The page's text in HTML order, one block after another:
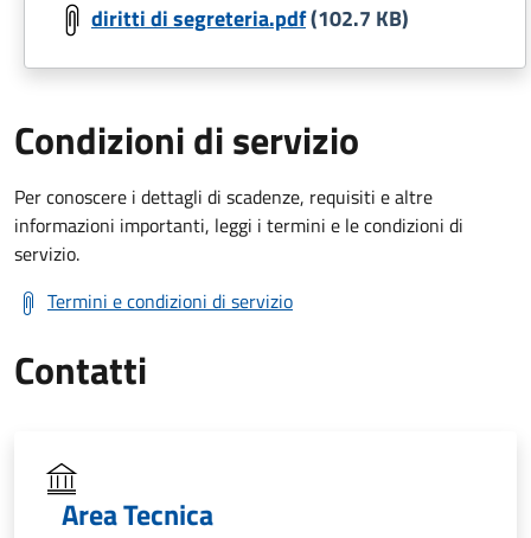
diritti di segreteria.pdf(102.7 KB)
Condizioni di servizio
Per conoscere i dettagli di scadenze, requisiti e altre
informazioni importanti, leggi i termini e le condizioni di
servizio.
Termini e condizioni di servizio
Contatti
Area Tecnica